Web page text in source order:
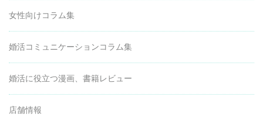
女性向けコラム集
婚活コミュニケーションコラム集
婚活に役立つ漫画、書籍レビュー
店舗情報